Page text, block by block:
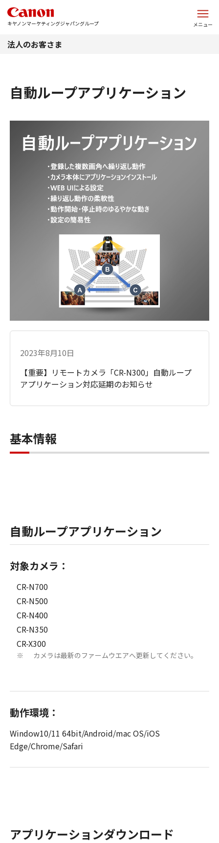
キヤノンマーケティングジャパングループ メニュー
法人のお客さま
自動ループアプリケーション
2023年8月10日
【重要】リモートカメラ「CR-N300」自動ループ
アプリケーション対応延期のお知らせ
基本情報
自動ループアプリケーション
対象カメラ：
CR-N700
CR-N500
CR-N400
CR-N350
CR-X300
※ カメラは最新のファームウエアへ更新してください。
動作環境：
Window10/11 64bit/Android/mac OS/iOS
Edge/Chrome/Safari
アプリケーションダウンロード